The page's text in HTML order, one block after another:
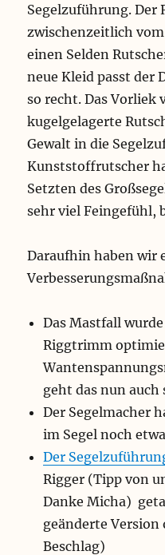
Segelzuführung. Der
zwischenzeitlich
einen Selden
neue Kleid passt der
so recht. Das Vorliek
kugelgelagerte
Gewalt in die
Kunststoffrutscher
Setzten des
sehr viel Feingefühl,
Daraufhin haben wir
Das Mastfall
Riggtrimm
geht das nun
Der Segelmacher
im Segel noch
Der
Rigger (Tipp von
Danke Micha)
geänderte Version
Beschlag)